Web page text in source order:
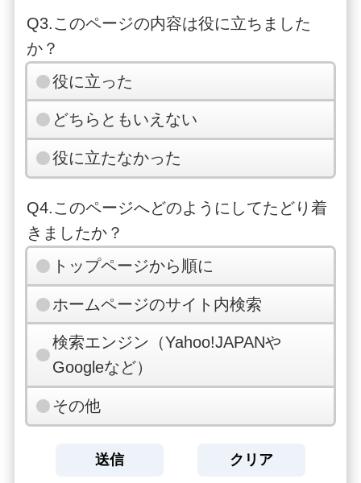
Q3.このページの内容は役に立ちました
か？
役に立った
どちらともいえない
役に立たなかった
Q4.このページへどのようにしてたどり着
きましたか？
トップページから順に
ホームページのサイト内検索
検索エンジン（Yahoo!JAPANや
Googleなど）
その他